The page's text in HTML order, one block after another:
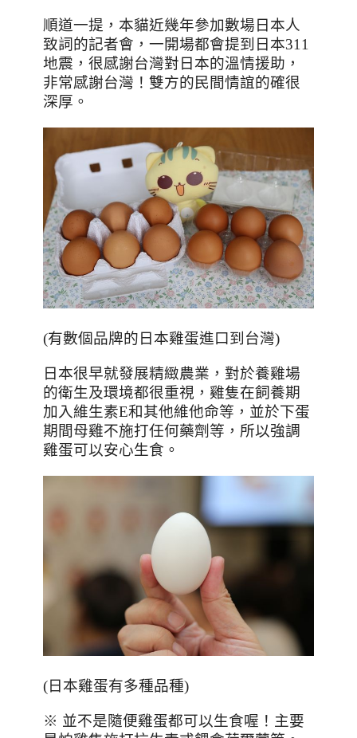
順道一提，本貓近幾年參加數場日本人
致詞的記者會，一開場都會提到日本311
地震，很感謝台灣對日本的溫情援助，
非常感謝台灣！雙方的民間情誼的確很
深厚。
(有數個品牌的日本雞蛋進口到台灣)
日本很早就發展精緻農業，對於養雞場
的衛生及環境都很重視，雞隻在飼養期
加入維生素E和其他維他命等，並於下蛋
期間母雞不施打任何藥劑等，所以強調
雞蛋可以安心生食。
(日本雞蛋有多種品種)
※ 並不是隨便雞蛋都可以生食喔！主要